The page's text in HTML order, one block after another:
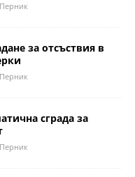
за отсъствия в
сграда за